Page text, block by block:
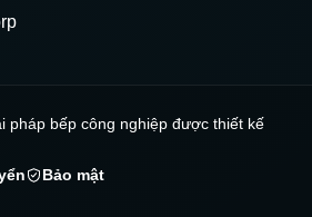
pháp bếp công nghiệp được thiết kế
Bảo mật